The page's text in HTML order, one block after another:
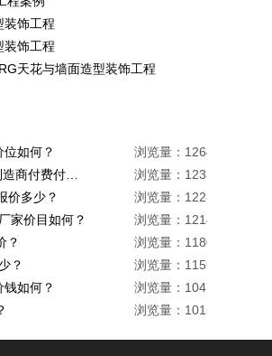
装饰工程
装饰工程
天花与墙面造型装饰工程
如何？
浏览量：1264
浏览量：1233
价多少？
浏览量：1228
家价目如何？
浏览量：1214
？
浏览量：1180
？
浏览量：1159
如何？
浏览量：1047
浏览量：1015